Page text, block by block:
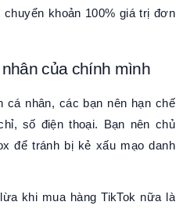
khoản 100% giá trị đơn
của chính mình
cá nhân, các bạn nên hạn chế
số điện thoại. Bạn nên chủ
để tránh bị kẻ xấu mạo danh
khi mua hàng TikTok nữa là